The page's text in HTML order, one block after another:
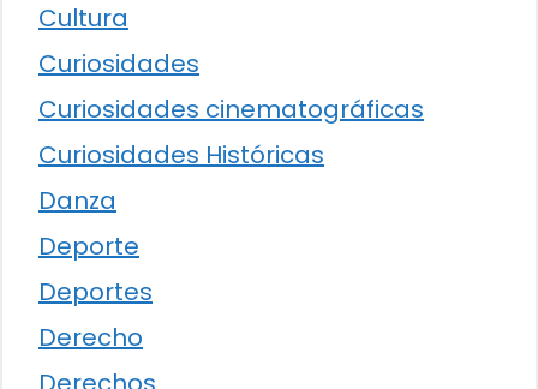
Cultura
Curiosidades
Curiosidades cinematográficas
Curiosidades Históricas
Danza
Deporte
Deportes
Derecho